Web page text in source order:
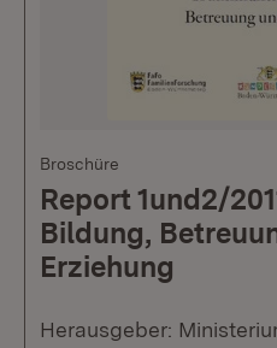
Broschüre
Report 1und2/
Bildung,
Erziehung
Herausgeber: